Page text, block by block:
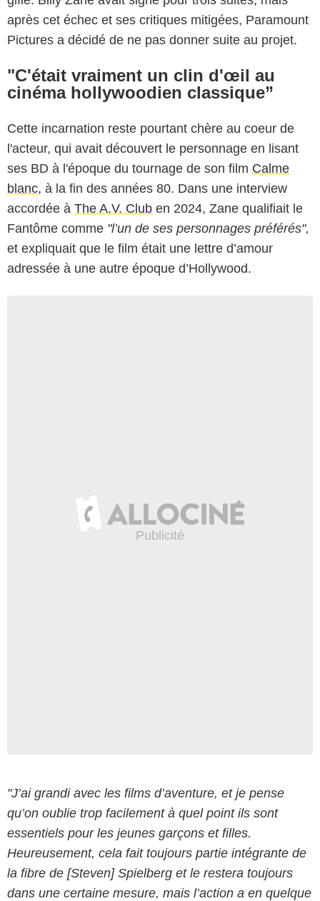
après cet échec et ses critiques mitigées, Paramount
Pictures a décidé de ne pas donner suite au projet.
"C'était vraiment un clin d'œil au
cinéma hollywoodien classique”
Cette incarnation reste pourtant chère au coeur de
l'acteur, qui avait découvert le personnage en lisant
ses BD à l'époque du tournage de son film Calme
blanc, à la fin des années 80. Dans une interview
accordée à The A.V. Club en 2024, Zane qualifiait le
Fantôme comme "l’un de ses personnages préférés",
et expliquait que le film était une lettre d’amour
adressée à une autre époque d’Hollywood.
"J’ai grandi avec les films d’aventure, et je pense
qu’on oublie trop facilement à quel point ils sont
essentiels pour les jeunes garçons et filles.
Heureusement, cela fait toujours partie intégrante de
la fibre de [Steven] Spielberg et le restera toujours
dans une certaine mesure, mais l’action a en quelque